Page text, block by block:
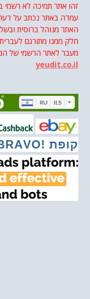
השר
מיכאל
זהו אתר תמיכה לא רשמי
עמדה באתר נכתב על
האתר מנוהל ברוסית
חלק ממנו מתורגם
מעבר לאתר הרשמי של
yeudit.co.il